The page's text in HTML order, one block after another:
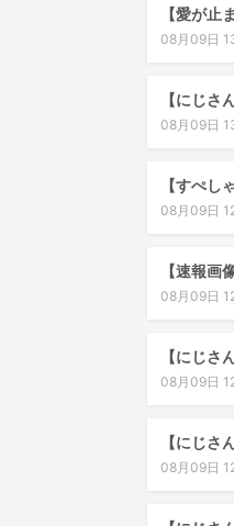
【愛が
08月09日
【にじさ
08月09日
【すぺ
08月09日
【速報
08月09日
【にじ
08月09日
【にじ
08月09日